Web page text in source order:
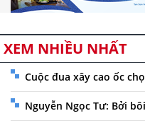
XEM NHIỀU NHẤT
Cuộc đua xây cao ốc
Nguyễn Ngọc Tư: Bởi